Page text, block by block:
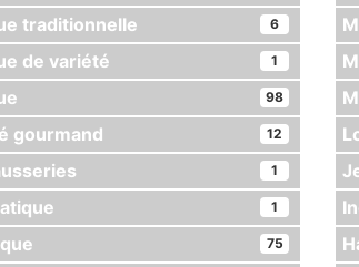
traditionnelle 6
de variété 1
98
gourmand 12
1
1
75